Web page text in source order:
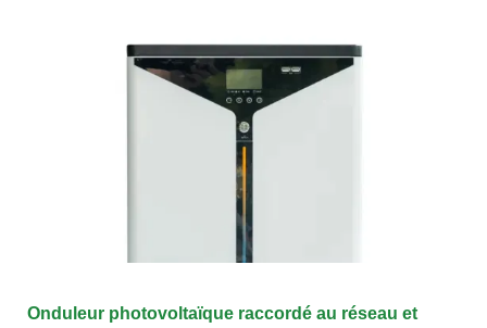
Onduleur photovoltaïque raccordé au réseau et